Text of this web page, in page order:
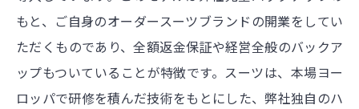
もと、ご自身のオーダースーツブランドの開業をしてい
ただくものであり、全額返金保証や経営全般のバックア
ップもついていることが特徴です。スーツは、本場ヨー
ロッパで研修を積んだ技術をもとにした、弊社独自のハ